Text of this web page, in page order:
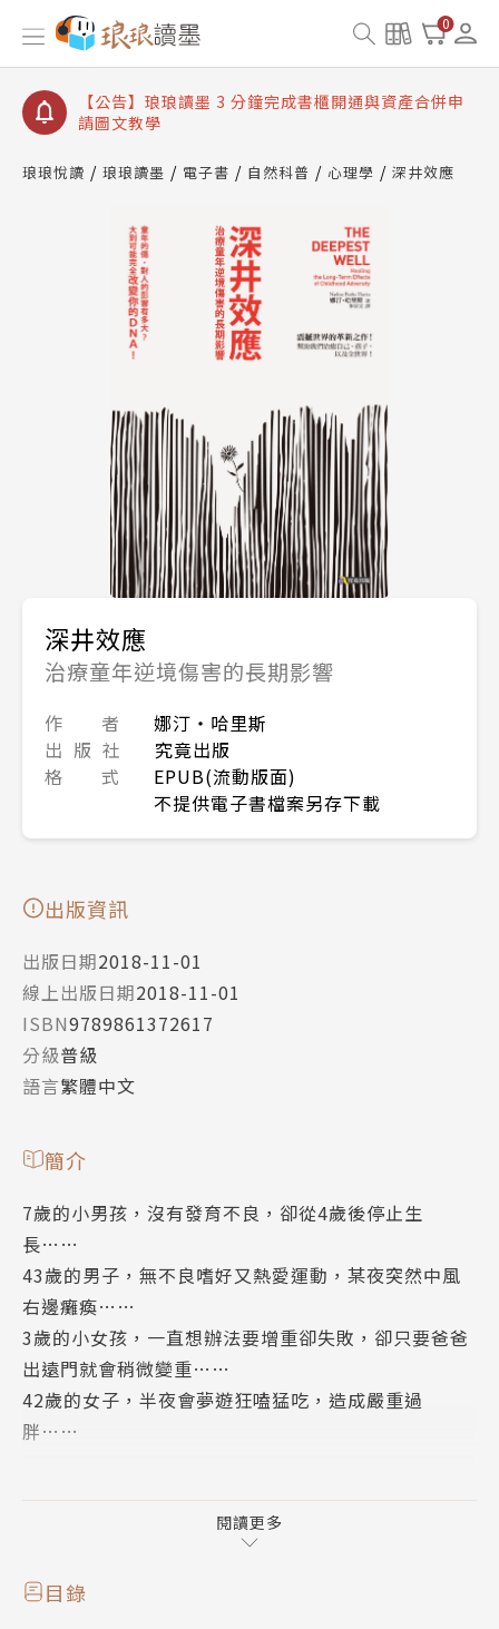
0
【公告】琅琅讀墨數位閱讀資產合併與書櫃開通申請
【公告】琅琅讀墨書櫃開通常見問題
【公告】琅琅讀墨 3 分鐘完成書櫃開通與資產合併申
請圖文教學
查詢
琅琅悅讀 琅琅讀墨 電子書 自然科普 心理學 深井效應
深井效應
治療童年逆境傷害的長期影響
作 者
娜汀‧哈里斯
出 版 社
究竟出版
格 式
EPUB(流動版面)
不提供電子書檔案另存下載
出版資訊
出版日期2018-11-01
線上出版日期2018-11-01
ISBN9789861372617
分級普級
語言繁體中文
簡介
7歲的小男孩，沒有發育不良，卻從4歲後停止生
長……
43歲的男子，無不良嗜好又熱愛運動，某夜突然中風
右邊癱瘓……
3歲的小女孩，一直想辦法要增重卻失敗，卻只要爸爸
出遠門就會稍微變重……
42歲的女子，半夜會夢遊狂嗑猛吃，造成嚴重過
胖……
發現來看病的100名病人都取同一口井的水，其中有98
那麼你該一直開抗生素治療？還是停下來問：「那口井
閱讀更多
目錄